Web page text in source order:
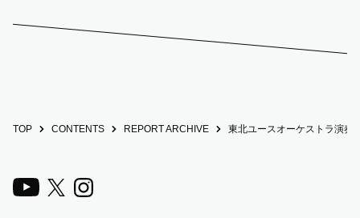
TOP CONTENTS REPORT ARCHIVE 東北ユースオーケストラ演奏